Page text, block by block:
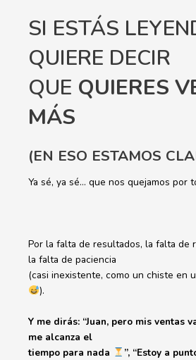
SI ESTÁS
QUIERE DECIR
QUE QUIERES
MÁS
(EN ESO ESTAMOS
Ya sé, ya sé… que nos quejamos por
Por la falta de resultados, la falta de
la falta de paciencia
(casi inexistente, como un chiste en
).
Y me dirás: “Juan, pero mis ventas
me alcanza el
tiempo para nada
”, “Estoy a